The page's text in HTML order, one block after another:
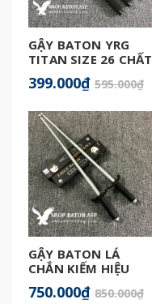
GẬY BATON YRG
TITAN SIZE 26 CHẤT
399.000₫ 595.000₫
GẬY BATON LÁ
CHẮN KIẾM HIỆU
750.000₫ 850.000₫